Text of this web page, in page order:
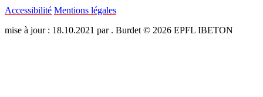
Accessibilité Mentions légales
mise à jour : 18.10.2021 par . Burdet © 2026 EPFL IBETON